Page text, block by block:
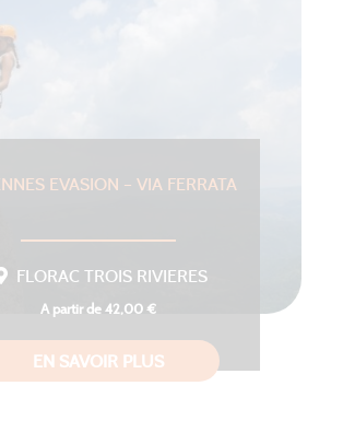
EVASION – VIA FERRATA
FLORAC TROIS RIVIERES
A partir de 42,00 €
EN SAVOIR PLUS